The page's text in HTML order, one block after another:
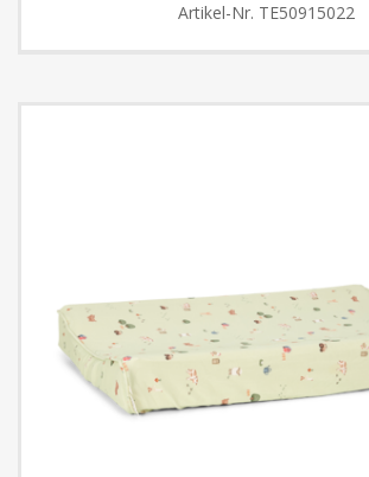
Artikel-Nr. TE50915022